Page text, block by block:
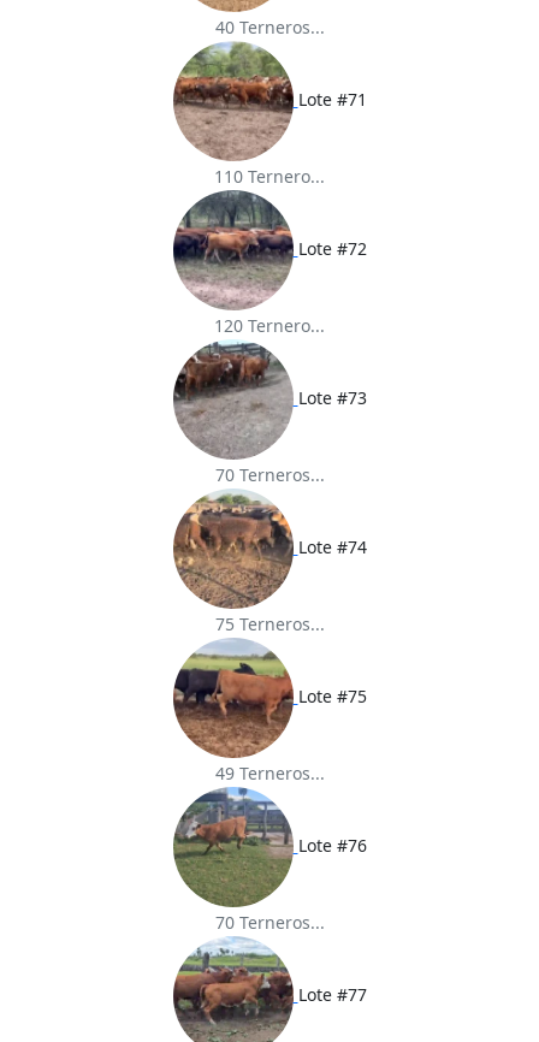
40 Terneros...
Lote #71
110 Ternero...
Lote #72
120 Ternero...
Lote #73
70 Terneros...
Lote #74
75 Terneros...
Lote #75
49 Terneros...
Lote #76
70 Terneros...
Lote #77